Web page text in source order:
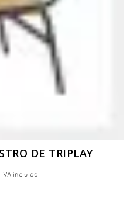
DE TRIPLAY
IVA incluido